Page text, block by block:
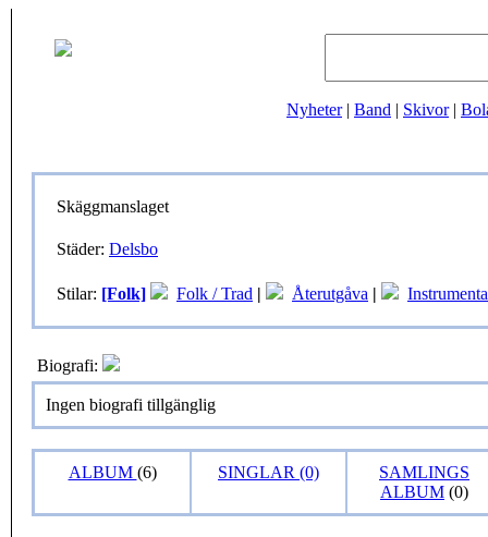
Nyheter| Band | Skivor|
Skäggmanslaget
Städer: Delsbo
Stilar: [Folk] Folk / Trad | Återutgåva |
Biografi:
Ingen biografi tillgänglig
ALBUM (6) SINGLAR (0)
SAMLINGS
ALBUM (0)